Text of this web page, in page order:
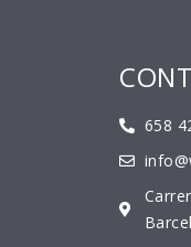
658